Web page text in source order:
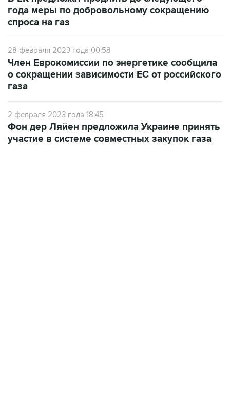
28 февраля 2023 года 00:58
о сокращении зависимости ЕС от российского
газа
участие в системе совместных закупок газа